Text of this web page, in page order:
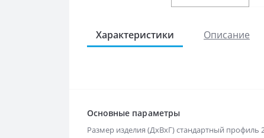
Характеристики Описание
Основные параметры
Размер изделия (ДхВхГ) стандартный профиль